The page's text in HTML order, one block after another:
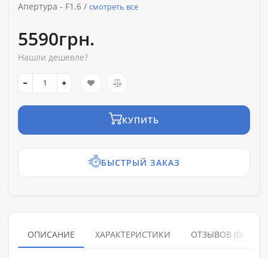
Апертура - F1.6 / смотреть все
5590грн.
Нашли дешевле?
КУПИТЬ
БЫСТРЫЙ ЗАКАЗ
ОПИСАНИЕ ХАРАКТЕРИСТИКИ ОТЗЫВОВ (0)